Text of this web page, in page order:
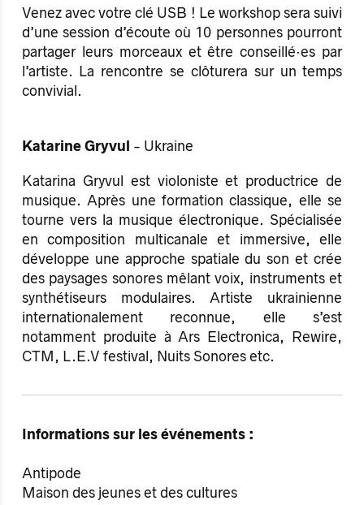
Venez avec votre clé USB ! Le workshop sera suivi
d’une session d’écoute où 10 personnes pourront
partager leurs morceaux et être conseillé·es par
l’artiste. La rencontre se clôturera sur un temps
convivial.
Katarine Gryvul - Ukraine
Katarina Gryvul est violoniste et productrice de
musique. Après une formation classique, elle se
tourne vers la musique électronique. Spécialisée
en composition multicanale et immersive, elle
développe une approche spatiale du son et crée
des paysages sonores mêlant voix, instruments et
synthétiseurs modulaires. Artiste ukrainienne
internationalement reconnue, elle s’est
notamment produite à Ars Electronica, Rewire,
CTM, L.E.V festival, Nuits Sonores etc.
Informations sur les événements :
Antipode
Maison des jeunes et des cultures